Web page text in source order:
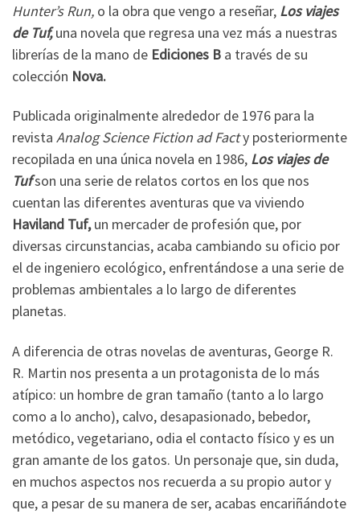
Hunter’s Run, o la obra que vengo a reseñar, Los viajes
de Tuf,una novela que regresa una vez más a nuestras
librerías de la mano de Ediciones B a través de su
colección Nova.
Publicada originalmente alrededor de 1976 para la
revista Analog Science Fiction ad Facty posteriormente
recopilada en una única novela en 1986, Los viajes de
Tufson una serie de relatos cortos en los que nos
cuentan las diferentes aventuras que va viviendo
Haviland Tuf,un mercader de profesión que, por
diversas circunstancias, acaba cambiando su oficio por
el de ingeniero ecológico, enfrentándose a una serie de
problemas ambientales a lo largo de diferentes
planetas.
A diferencia de otras novelas de aventuras, George R.
R. Martin nos presenta a un protagonista de lo más
atípico: un hombre de gran tamaño (tanto a lo largo
como a lo ancho), calvo, desapasionado, bebedor,
metódico, vegetariano, odia el contacto físico y es un
gran amante de los gatos. Un personaje que, sin duda,
en muchos aspectos nos recuerda a su propio autor y
que, a pesar de su manera de ser, acabas encariñándote